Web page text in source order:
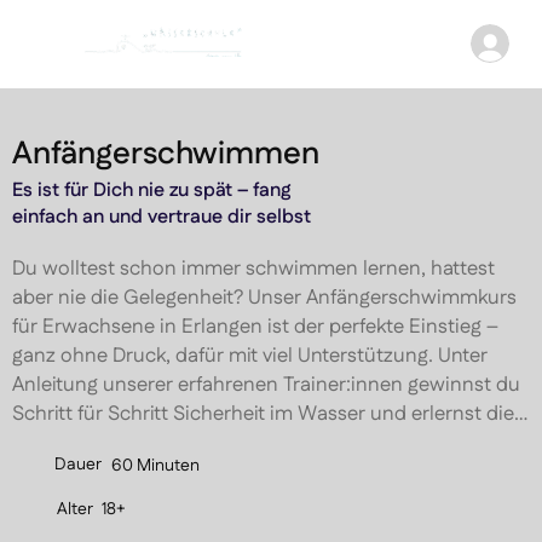
Anfängerschwimmen
Es ist für Dich nie zu spät – fang
einfach an und vertraue dir selbst
Du wolltest schon immer schwimmen lernen, hattest
aber nie die Gelegenheit? Unser Anfängerschwimmkurs
für Erwachsene in Erlangen ist der perfekte Einstieg –
ganz ohne Druck, dafür mit viel Unterstützung. Unter
Anleitung unserer erfahrenen Trainer:innen gewinnst du
Schritt für Schritt Sicherheit im Wasser und erlernst die
angenehmen Atmosphäre.
Dauer 60 Minuten
Alter 18+